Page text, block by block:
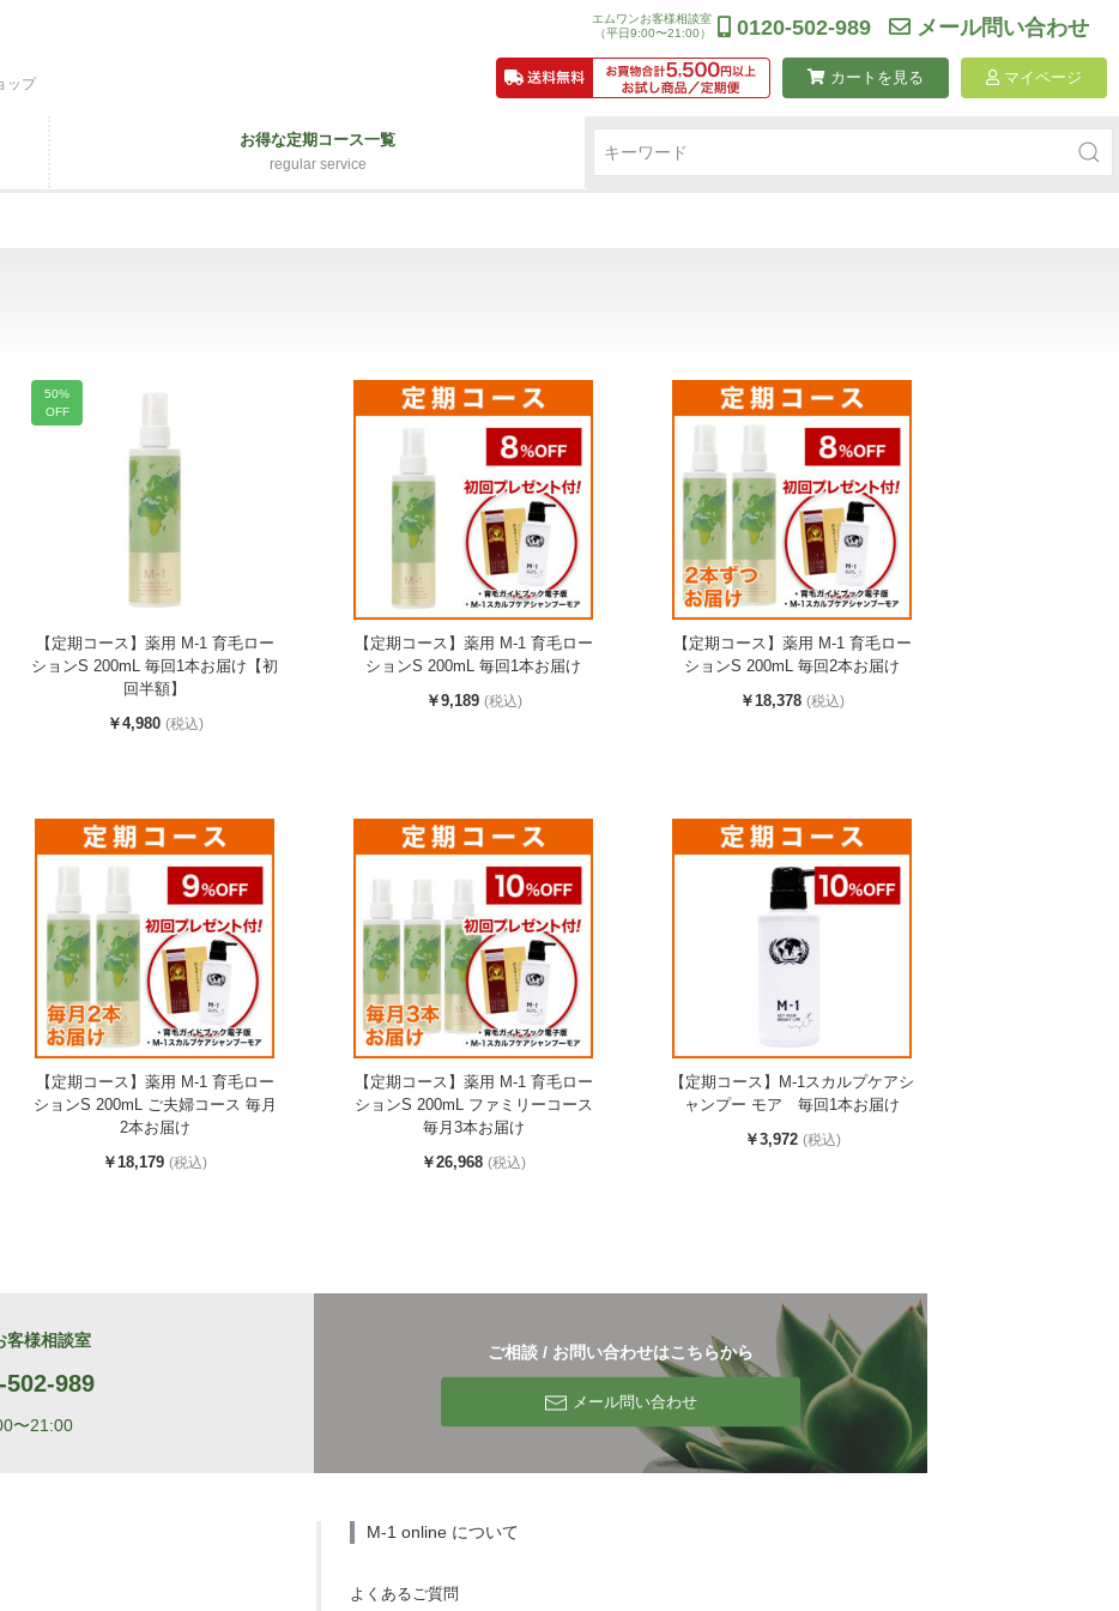
エムワンお客様相談室
（平日9:00〜21:00）
0120-502-989 メール問い合わせ
ップ カートを見る マイページ
お得な定期コース一覧
regular service
【定期コース】薬用 M-1 育毛ロー
ションS 200mL 毎回1本お届け【初
回半額】
￥4,980 (税込)
50%
OFF
【定期コース】薬用 M-1 育毛ロー
ションS 200mL 毎回1本お届け
￥9,189 (税込)
【定期コース】薬用 M-1 育毛ロー
ションS 200mL 毎回2本お届け
￥18,378 (税込)
【定期コース】薬用 M-1 育毛ロー
ションS 200mL ご夫婦コース 毎月
2本お届け
￥18,179 (税込)
【定期コース】薬用 M-1 育毛ロー
ションS 200mL ファミリーコース
毎月3本お届け
￥26,968 (税込)
【定期コース】M-1スカルプケアシ
ャンプー モア 毎回1本お届け
￥3,972 (税込)
客様相談室
502-989
〜21:00
ご相談 / お問い合わせはこちらから
メール問い合わせ
M-1 online について
よくあるご質問